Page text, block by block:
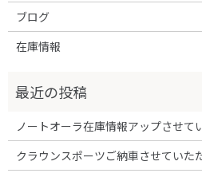
ブログ
在庫情報
ノートオーラ在庫情報アップさせて
クラウンスポーツご納車させていた